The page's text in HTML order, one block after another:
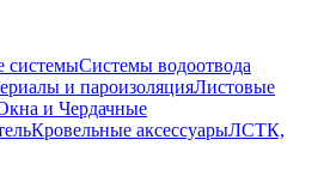
системыСистемы водоотвода
и пароизоляцияЛистовые
и Чердачные
Кровельные аксессуарыЛСТК,